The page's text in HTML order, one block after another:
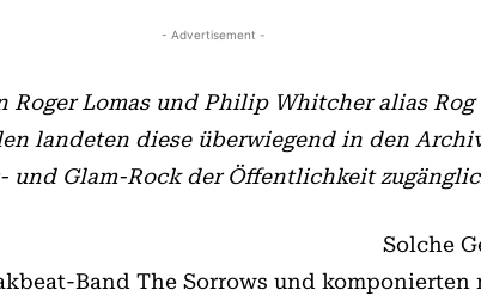
- Advertisement -
Lomas und Philip Whitcher alias
landeten diese überwiegend in den
Glam-Rock der Öffentlichkeit
Solche
Band The Sorrows und komponierten